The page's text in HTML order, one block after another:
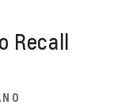
Recall